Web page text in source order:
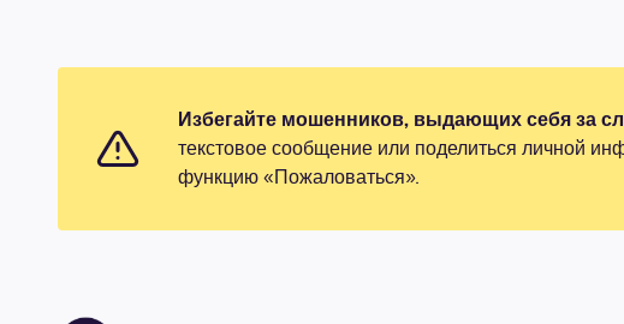
Избегайте мошенников, выдающих себя за
текстовое сообщение или поделиться личной
функцию «Пожаловаться».